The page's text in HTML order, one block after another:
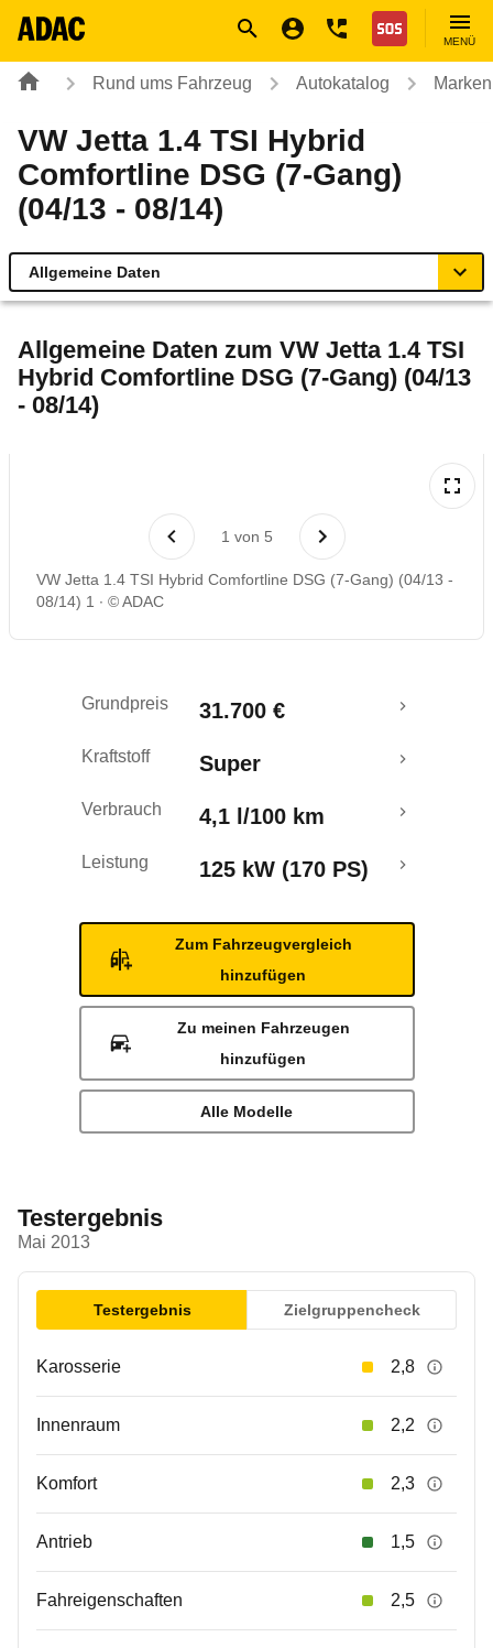
Nothilfe
MENÜ
Rund ums Fahrzeug Autokatalog
VW Jetta 1.4 TSI Hybrid
Comfortline DSG (7-Gang)
(04/13 - 08/14)
Allgemeine Daten
Technische Daten
Rückrufe & Mängel
Crashtest
Allgemeine Daten zum VW Jetta 1.4 TSI
Hybrid Comfortline DSG (7-Gang) (04/13
- 08/14)
1 von 5
VW Jetta 1.4 TSI Hybrid Comfortline DSG (7-Gang) (04/13 -
08/14) 1
© ADAC
Grundpreis 31.700 €
Kraftstoff Super
Verbrauch 4,1 l/100 km
Leistung 125 kW (170 PS)
Zum Fahrzeugvergleich
hinzufügen
Zu meinen Fahrzeugen
hinzufügen
Alle Modelle
Testergebnis
Mai 2013
Testergebnis Zielgruppencheck
Karosserie 2,8
Innenraum 2,2
Komfort 2,3
Antrieb 1,5
Fahreigenschaften 2,5